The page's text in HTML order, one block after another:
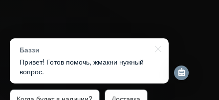
Баззи
Привет! Готов помочь, жмакни нужный
вопрос.